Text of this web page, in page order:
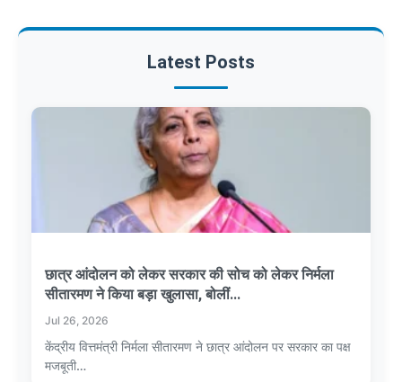
Latest Posts
छात्र आंदोलन को लेकर सरकार की सोच को लेकर निर्मला
सीतारमण ने किया बड़ा खुलासा, बोलीं...
Jul 26, 2026
केंद्रीय वित्तमंत्री निर्मला सीतारमण ने छात्र आंदोलन पर सरकार का पक्ष
मजबूती…